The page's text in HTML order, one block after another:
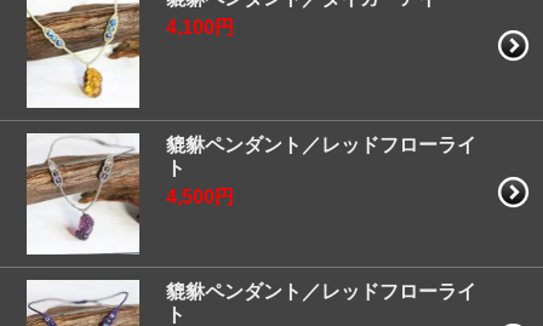
4,100円
貔貅ペンダント／レッドフローライ
ト
4,500円
貔貅ペンダント／レッドフローライ
ト